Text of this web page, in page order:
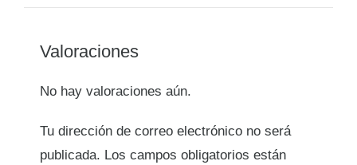
Valoraciones
No hay valoraciones aún.
Tu dirección de correo electrónico no será
publicada. Los campos obligatorios están